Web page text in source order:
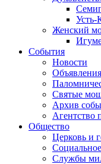
Усть-
Женский
События
Новости
Объявления
Святые
Архив
Агентство
Общество
Церковь и
Службы